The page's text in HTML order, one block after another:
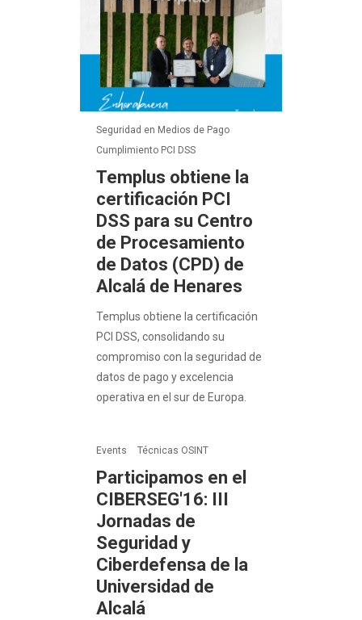
Seguridad en Medios de Pago
Cumplimiento PCI DSS
Templus obtiene la
certificación PCI
DSS para su Centro
de Procesamiento
de Datos (CPD) de
Alcalá de Henares
Templus obtiene la certificación
PCI DSS, consolidando su
compromiso con la seguridad de
datos de pago y excelencia
operativa en el sur de Europa.
Events Técnicas OSINT
Participamos en el
CIBERSEG'16: III
Jornadas de
Seguridad y
Ciberdefensa de la
Universidad de
Alcalá